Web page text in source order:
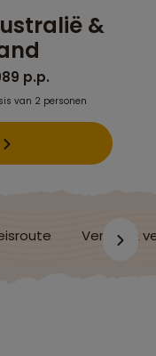
&
p.p.
van 2 personen
Verblijf &